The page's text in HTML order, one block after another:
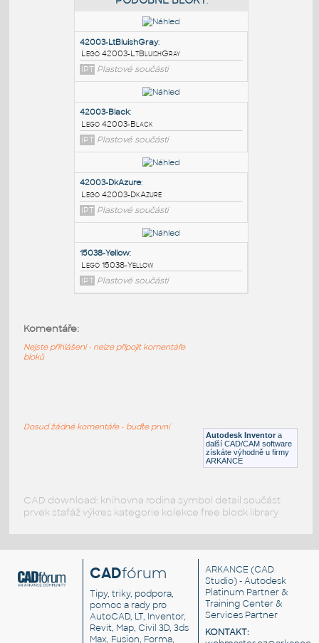
42003-LtBluishGray
Lego 42003-LtBluishGray
IPT Plastové součásti
42003-Black:
Lego 42003-Black
IPT
Plastové součásti
Lego 15038-Yellow
Autodesk Inventor a
další CAD/CAM software
získáte výhodně u firmy
ARKANCE
Komentáře:
Nejste přihlášeni - nelze připojit komentáře
bloků
Dosud žádné komentáře - buďte první
CAD download: knihovna rodina symbol detail součást
prvek stafáž výkres kategorie kolekce free block library
CADfórum
Tipy, triky, podpora,
pomoc a rady pro
AutoCAD, LT, Inventor,
Revit, Map, Civil 3D, 3ds
Max, Fusion, Forma,
ARKANCE (CAD
Studio) - Autodesk
Platinum Partner &
Training Center &
Services Partner
KONTAKT: